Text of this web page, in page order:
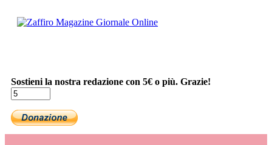
Sostieni la nostra redazione con 5€ o più. Grazie!